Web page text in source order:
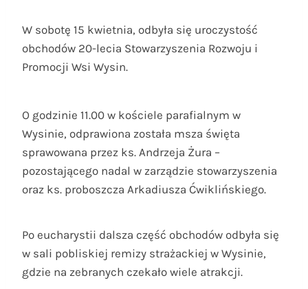
W sobotę 15 kwietnia, odbyła się uroczystość
obchodów 20-lecia Stowarzyszenia Rozwoju i
Promocji Wsi Wysin.
O godzinie 11.00 w kościele parafialnym w
Wysinie, odprawiona została msza święta
sprawowana przez ks. Andrzeja Żura –
pozostającego nadal w zarządzie stowarzyszenia
oraz ks. proboszcza Arkadiusza Ćwiklińskiego.
Po eucharystii dalsza część obchodów odbyła się
w sali pobliskiej remizy strażackiej w Wysinie,
gdzie na zebranych czekało wiele atrakcji.